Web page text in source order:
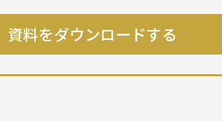
資料をダウンロードする